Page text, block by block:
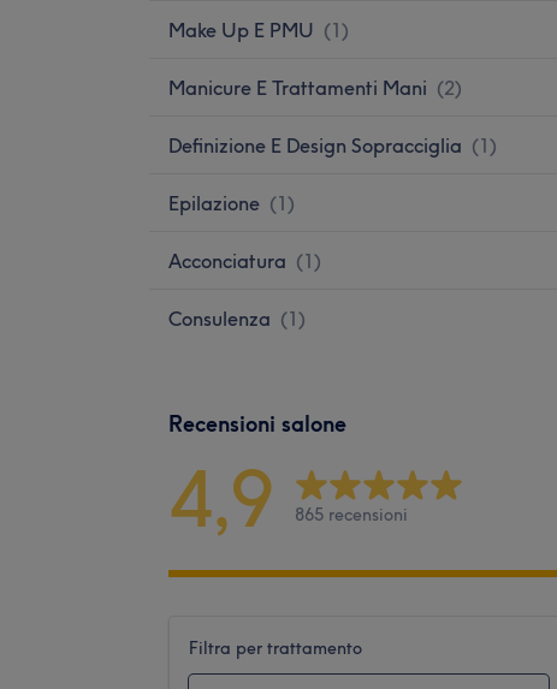
Make Up E PMU (1)
Manicure E Trattamenti Mani (2)
Definizione E Design Sopracciglia (1)
Epilazione (1)
Acconciatura (1)
Consulenza (1)
Recensioni salone
4,9 865 recensioni
Filtra per trattamento